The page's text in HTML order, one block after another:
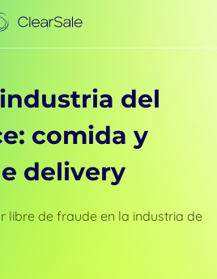
del
comida y
delivery
libre de fraude en la industria de